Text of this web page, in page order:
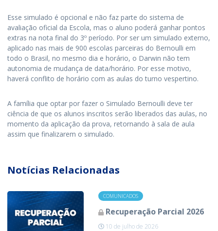
Esse simulado é opcional e não faz parte do sistema de
avaliação oficial da Escola, mas o aluno poderá ganhar pontos
extras na nota final do 3º período. Por ser um simulado externo,
aplicado nas mais de 900 escolas parceiras do Bernoulli em
todo o Brasil, no mesmo dia e horário, o Darwin não tem
autonomia de mudança de data/horário. Por esse motivo,
haverá conflito de horário com as aulas do turno vespertino.
A família que optar por fazer o Simulado Bernoulli deve ter
ciência de que os alunos inscritos serão liberados das aulas, no
momento da aplicação da prova, retornando à sala de aula
assim que finalizarem o simulado.
Notícias Relacionadas
COMUNICADOS
Recuperação Parcial 2026
10 de julho de 2026